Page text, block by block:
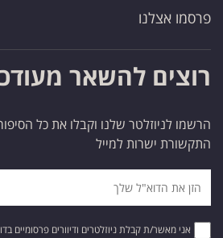
פרסמו אצלנו
רוצים להשאר
הרשמו לניוזלטר שלנו וקבלו את כל
התקשורת ישרות למייל
אני מאשר/ת קבלת ניוזלטרים ודיוורים פרסומיים